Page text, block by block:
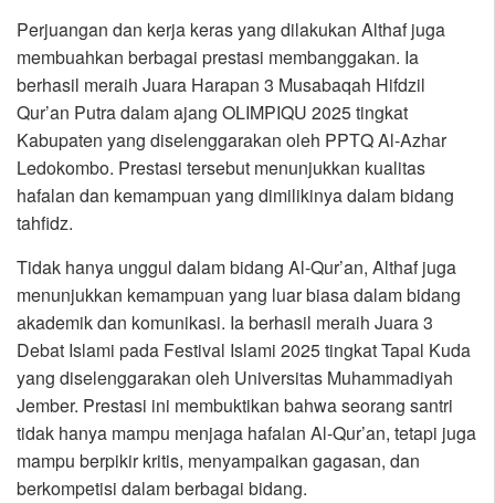
Perjuangan dan kerja keras yang dilakukan Althaf juga
membuahkan berbagai prestasi membanggakan. Ia
berhasil meraih Juara Harapan 3 Musabaqah Hifdzil
Qur’an Putra dalam ajang OLIMPIQU 2025 tingkat
Kabupaten yang diselenggarakan oleh PPTQ Al-Azhar
Ledokombo. Prestasi tersebut menunjukkan kualitas
hafalan dan kemampuan yang dimilikinya dalam bidang
tahfidz.
Tidak hanya unggul dalam bidang Al-Qur’an, Althaf juga
menunjukkan kemampuan yang luar biasa dalam bidang
akademik dan komunikasi. Ia berhasil meraih Juara 3
Debat Islami pada Festival Islami 2025 tingkat Tapal Kuda
yang diselenggarakan oleh Universitas Muhammadiyah
Jember. Prestasi ini membuktikan bahwa seorang santri
tidak hanya mampu menjaga hafalan Al-Qur’an, tetapi juga
mampu berpikir kritis, menyampaikan gagasan, dan
berkompetisi dalam berbagai bidang.